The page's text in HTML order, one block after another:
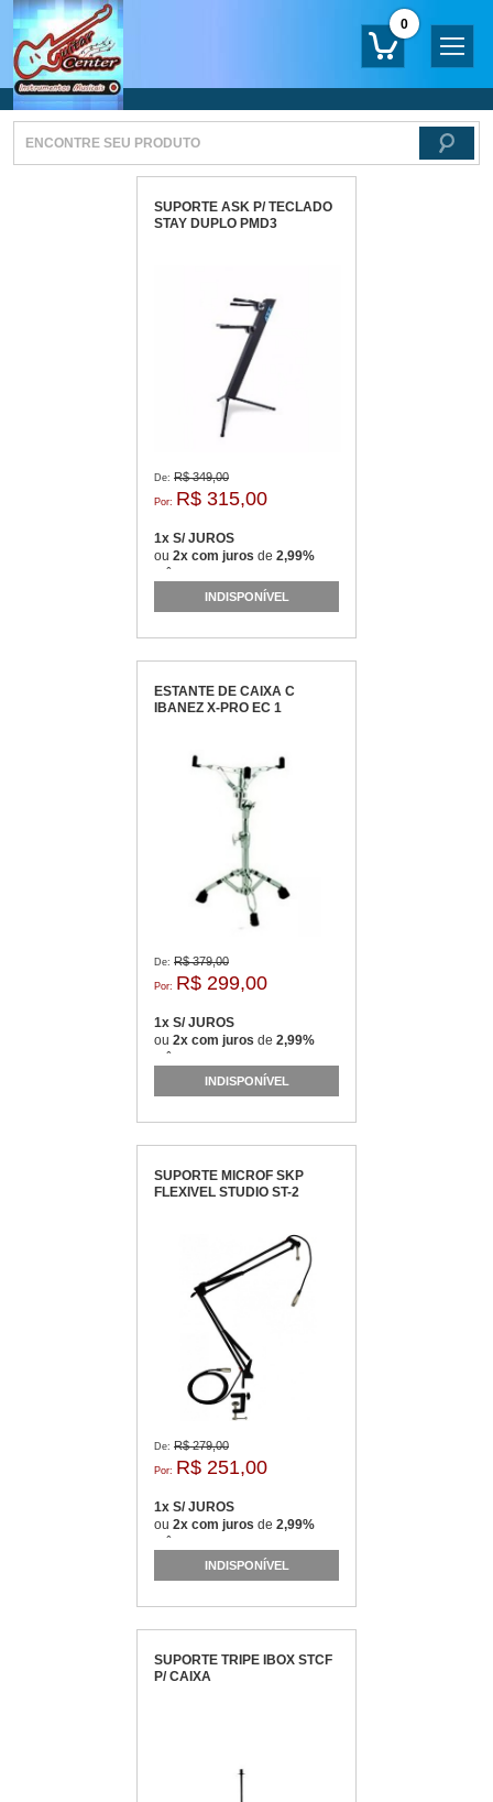
0
SUPORTE ASK P/ TECLADO
STAY DUPLO PMD3
De: R$ 349,00
Por: R$ 315,00
1x S/ JUROS
ou 2x com juros de 2,99%
mês
INDISPONÍVEL
ESTANTE DE CAIXA C
IBANEZ X-PRO EC 1
De: R$ 379,00
Por: R$ 299,00
1x S/ JUROS
ou 2x com juros de 2,99%
mês
INDISPONÍVEL
SUPORTE MICROF SKP
FLEXIVEL STUDIO ST-2
De: R$ 279,00
Por: R$ 251,00
1x S/ JUROS
ou 2x com juros de 2,99%
mês
INDISPONÍVEL
SUPORTE TRIPE IBOX STCF
P/ CAIXA